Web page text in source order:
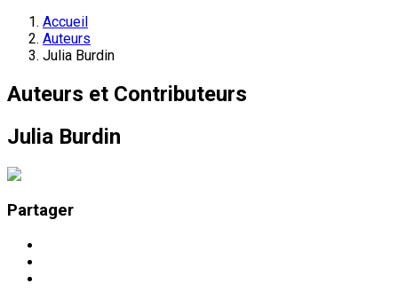
Accueil
Auteurs
Julia Burdin
Auteurs et Contributeurs
Julia Burdin
Partager